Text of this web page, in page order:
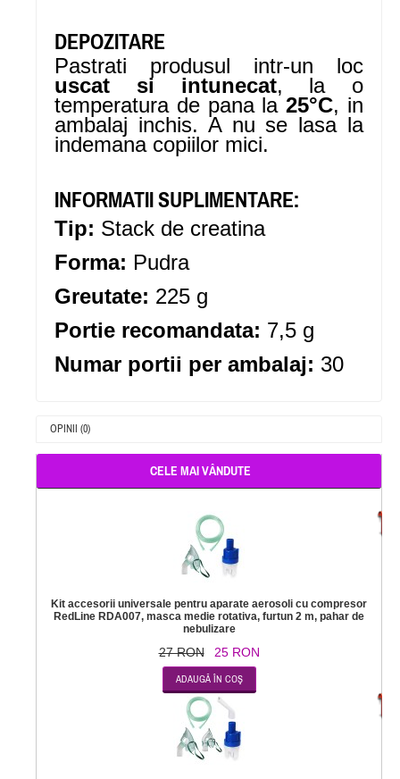
DEPOZITARE
Pastrati produsul intr-un loc
uscat si intunecat, la o
temperatura de pana la25°C, in
ambalaj inchis. A nu se lasa la
indemana copiilor mici.
INFORMATII SUPLIMENTARE:
Tip: Stack de creatina
Forma: Pudra
Greutate: 225 g
Portie recomandata: 7,5 g
Numar portii per ambalaj: 30
OPINII (0)
CELE MAI VÂNDUTE
Kit accesorii universale pentru aparate aerosoli cu compresor
RedLine RDA007, masca medie rotativa, furtun 2 m, pahar de
nebulizare
27 RON 25 RON